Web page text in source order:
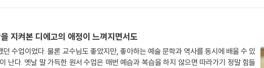
지켜본 디에고의 애정이 느껴지면서도
수업이었다. 물론 교수님도 좋았지만, 좋아하는 예술 문학과 역사를 동시에 배울 수 있
난다. 옛날 말 가득한 원서 수업은 매번 예습과 복습을 하지 않으면 따라가기 정말 힘들